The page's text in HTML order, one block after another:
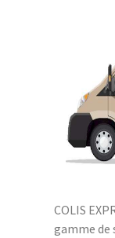
COLIS
gamme de